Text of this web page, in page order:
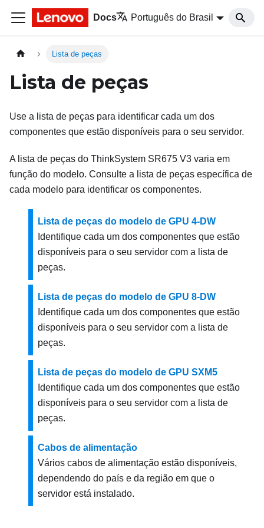
Docs Português do Brasil
Lista de peças
Lista de peças
Use a lista de peças para identificar cada um dos
componentes que estão disponíveis para o seu servidor.
A lista de peças do ThinkSystem SR675 V3 varia em
função do modelo. Consulte a lista de peças específica de
cada modelo para identificar os componentes.
Lista de peças do modelo de GPU 4-DW
Identifique cada um dos componentes que estão
disponíveis para o seu servidor com a lista de
peças.
Lista de peças do modelo de GPU 8-DW
Identifique cada um dos componentes que estão
disponíveis para o seu servidor com a lista de
peças.
Lista de peças do modelo de GPU SXM5
Identifique cada um dos componentes que estão
disponíveis para o seu servidor com a lista de
peças.
Cabos de alimentação
Vários cabos de alimentação estão disponíveis,
dependendo do país e da região em que o
servidor está instalado.